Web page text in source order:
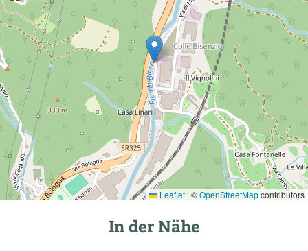
Leaflet | ©OpenStreetMapcontributors
In der Nähe